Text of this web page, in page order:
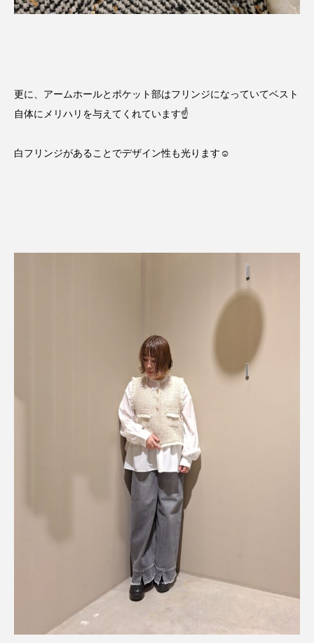
更に、アームホールとポケット部はフリンジになっていてベスト
自体にメリハリを与えてくれています☝️
白フリンジがあることでデザイン性も光ります☺️